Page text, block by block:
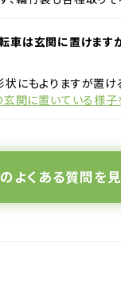
車は玄関に置けます
状にもよりますが置け
玄関に置いている様子
よくある質問を